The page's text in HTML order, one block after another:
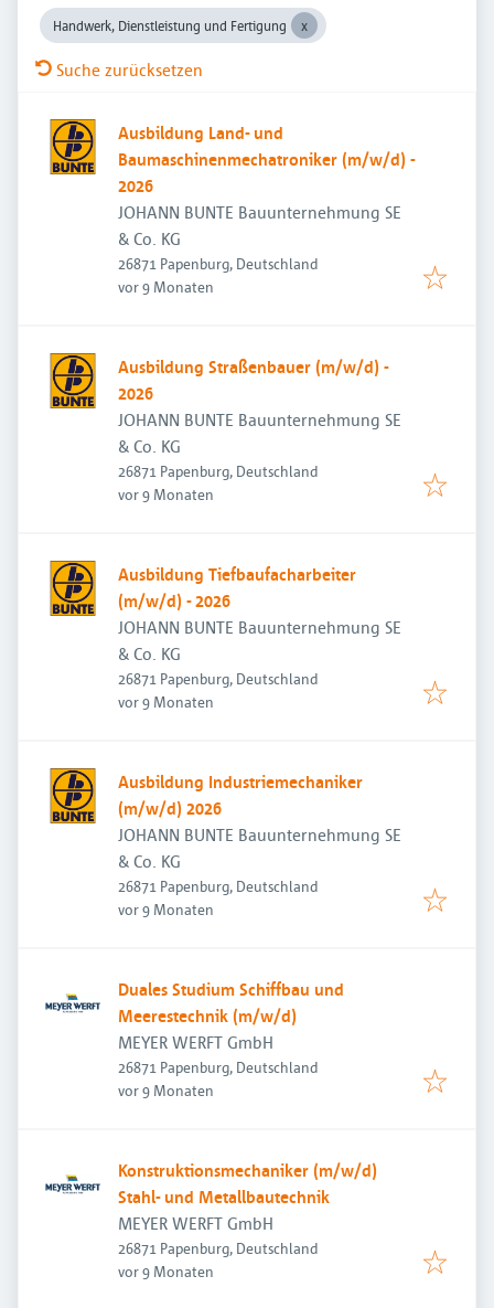
Handwerk, Dienstleistung und Fertigung
Suche zurücksetzen
Ausbildung Land- und
Baumaschinenmechatroniker (m/w/d) -
2026
JOHANN BUNTE Bauunternehmung SE
& Co. KG
26871 Papenburg, Deutschland
Veröffentlicht:
vor 9 Monaten
Ausbildung Straßenbauer (m/w/d) -
2026
JOHANN BUNTE Bauunternehmung SE
& Co. KG
26871 Papenburg, Deutschland
Veröffentlicht:
vor 9 Monaten
Ausbildung Tiefbaufacharbeiter
(m/w/d) - 2026
JOHANN BUNTE Bauunternehmung SE
& Co. KG
26871 Papenburg, Deutschland
Veröffentlicht:
vor 9 Monaten
Ausbildung Industriemechaniker
(m/w/d) 2026
JOHANN BUNTE Bauunternehmung SE
& Co. KG
26871 Papenburg, Deutschland
Veröffentlicht:
vor 9 Monaten
Duales Studium Schiffbau und
Meerestechnik (m/w/d)
MEYER WERFT GmbH
26871 Papenburg, Deutschland
Veröffentlicht:
vor 9 Monaten
Konstruktionsmechaniker (m/w/d)
Stahl- und Metallbautechnik
MEYER WERFT GmbH
26871 Papenburg, Deutschland
Veröffentlicht:
vor 9 Monaten